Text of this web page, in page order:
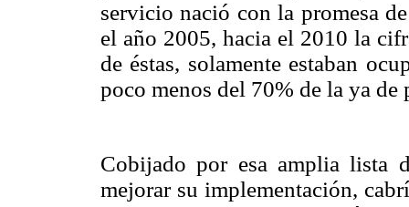
servicio nació con la promesa
el año 2005, hacia el 2010 la
de éstas, solamente estaban
poco menos del 70% de la ya
Cobijado por esa amplia lista
mejorar su implementación,